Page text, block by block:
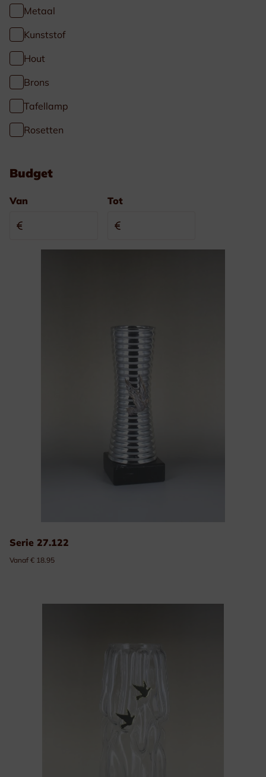
Metaal
Kunststof
Hout
Brons
Tafellamp
Rosetten
Budget
Van Tot
Serie 27.122
Vanaf € 18.95